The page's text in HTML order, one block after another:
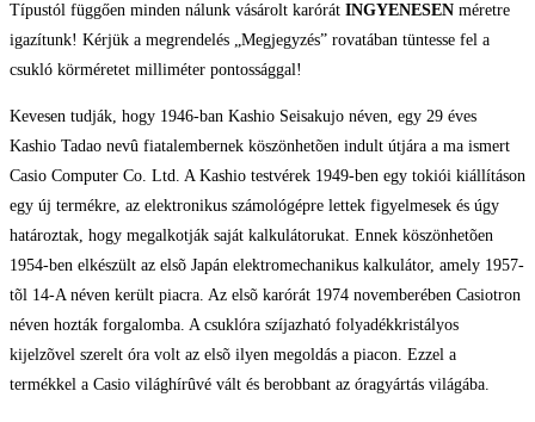
Típustól függően minden nálunk vásárolt karórát INGYENESEN méretre
igazítunk! Kérjük a megrendelés „Megjegyzés” rovatában tüntesse fel a
csukló körméretet milliméter pontossággal!
Kevesen tudják, hogy 1946-ban Kashio Seisakujo néven, egy 29 éves
Kashio Tadao nevû fiatalembernek köszönhetõen indult útjára a ma ismert
Casio Computer Co. Ltd. A Kashio testvérek 1949-ben egy tokiói kiállításon
egy új termékre, az elektronikus számológépre lettek figyelmesek és úgy
határoztak, hogy megalkotják saját kalkulátorukat. Ennek köszönhetõen
1954-ben elkészült az elsõ Japán elektromechanikus kalkulátor, amely 1957-
tõl 14-A néven került piacra. Az elsõ karórát 1974 novemberében Casiotron
néven hozták forgalomba. A csuklóra szíjazható folyadékkristályos
kijelzõvel szerelt óra volt az elsõ ilyen megoldás a piacon. Ezzel a
termékkel a Casio világhírûvé vált és berobbant az óragyártás világába.